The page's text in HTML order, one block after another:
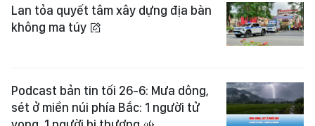
Lan tỏa quyết tâm xây dựng địa bàn
không ma túy
Podcast bản tin tối 26-6: Mưa dông,
sét ở miền núi phía Bắc: 1 người tử